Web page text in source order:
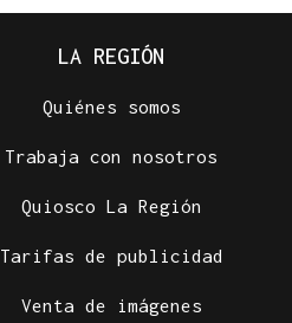
LA REGIÓN
Quiénes somos
Trabaja con nosotros
Quiosco La Región
Tarifas de publicidad
Venta de imágenes